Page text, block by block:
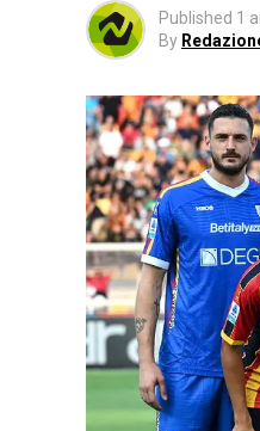
Published 1
By